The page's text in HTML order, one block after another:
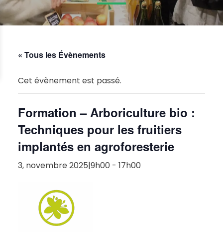
« Tous les Évènements
Cet évènement est passé.
Formation – Arboriculture bio :
Techniques pour les fruitiers
implantés en agroforesterie
3, novembre 2025|9h00 - 17h00